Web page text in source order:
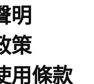
明
策
用條款